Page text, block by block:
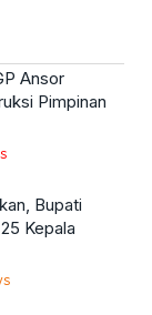
Ansor
Pimpinan
Bupati
Kepala